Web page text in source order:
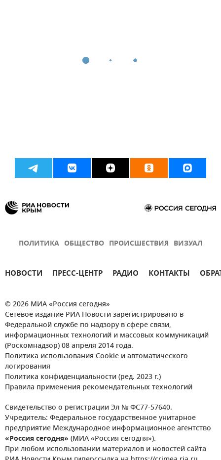
ПОЛИТИКА ОБЩЕСТВО ПРОИСШЕСТВИЯ ВИЗУАЛ
НОВОСТИ ПРЕСС-ЦЕНТР РАДИО КОНТАКТЫ
© 2026 МИА «Россия сегодня»
Сетевое издание РИА Новости зарегистрировано в
Федеральной службе по надзору в сфере связи,
информационных технологий и массовых коммуникаций
(Роскомнадзор) 08 апреля 2014 года.
Политика использования Cookie и автоматического
логирования
Политика конфиденциальности (ред. 2023 г.)
Правила применения рекомендательных технологий
Свидетельство о регистрации Эл № ФС77-57640.
Учредитель: Федеральное государственное унитарное
предприятие Международное информационное агентство
«Россия сегодня» (МИА «Россия сегодня»).
При любом использовании материалов и новостей сайта